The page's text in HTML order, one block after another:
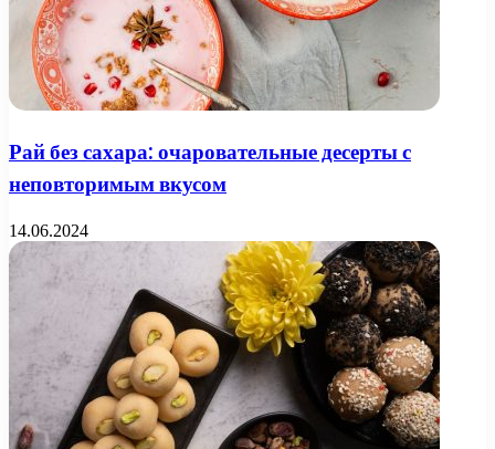
Рай без сахара: очаровательные десерты с
неповторимым вкусом
14.06.2024